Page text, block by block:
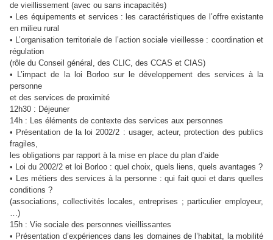
de vieillissement (avec ou sans incapacités)
• Les équipements et services : les caractéristiques de l’offre existante
en milieu rural
• L’organisation territoriale de l’action sociale vieillesse : coordination et
régulation
(rôle du Conseil général, des CLIC, des CCAS et CIAS)
• L’impact de la loi Borloo sur le développement des services à la
personne
et des services de proximité
12h30 : Déjeuner
14h : Les éléments de contexte des services aux personnes
• Présentation de la loi 2002/2 : usager, acteur, protection des publics
fragiles,
les obligations par rapport à la mise en place du plan d’aide
• Loi du 2002/2 et loi Borloo : quel choix, quels liens, quels avantages ?
• Les métiers des services à la personne : qui fait quoi et dans quelles
conditions ?
(associations, collectivités locales, entreprises ; particulier employeur,
…)
15h : Vie sociale des personnes vieillissantes
• Présentation d’expériences dans les domaines de l’habitat, la mobilité